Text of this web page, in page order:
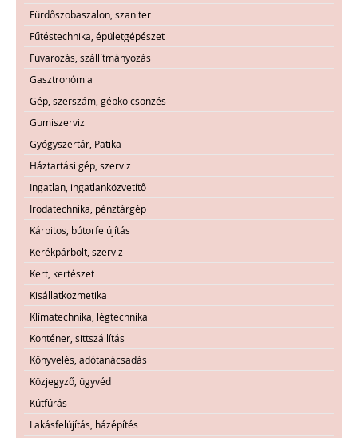
Fürdőszobaszalon, szaniter
Fűtéstechnika, épületgépészet
Fuvarozás, szállítmányozás
Gasztronómia
Gép, szerszám, gépkölcsönzés
Gumiszerviz
Gyógyszertár, Patika
Háztartási gép, szerviz
Ingatlan, ingatlanközvetítő
Irodatechnika, pénztárgép
Kárpitos, bútorfelújítás
Kerékpárbolt, szerviz
Kert, kertészet
Kisállatkozmetika
Klímatechnika, légtechnika
Konténer, sittszállítás
Könyvelés, adótanácsadás
Közjegyző, ügyvéd
Kútfúrás
Lakásfelújítás, házépítés